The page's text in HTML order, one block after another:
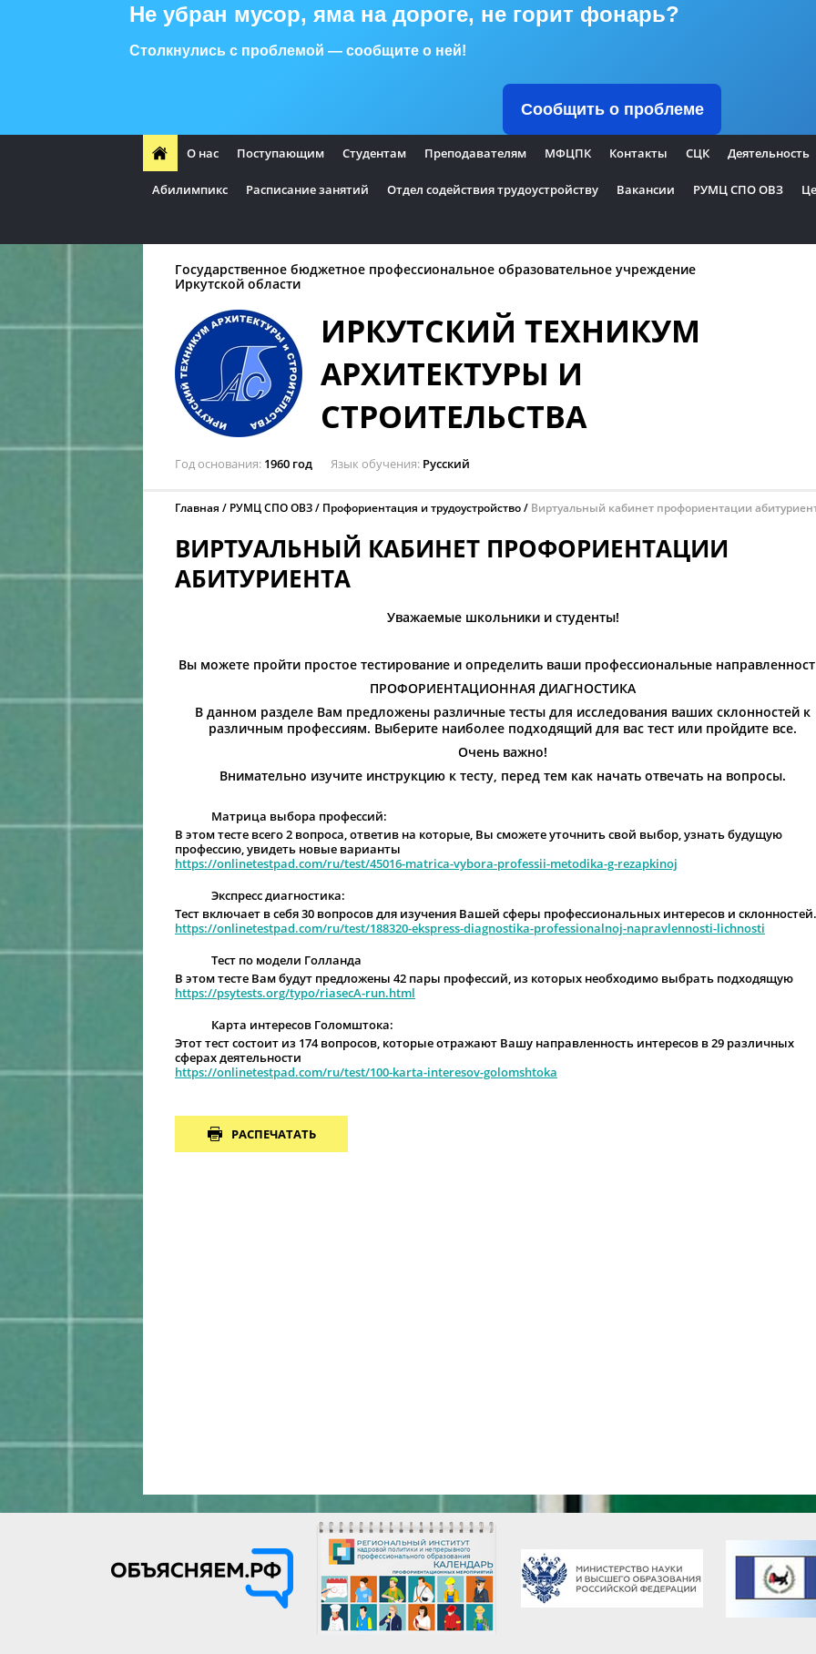
Не убран мусор, яма на дороге, не горит фонарь?
Столкнулись с проблемой — сообщите о ней!
Сообщить о проблеме
О нас Поступающим Студентам Преподавателям МФЦПК Контакты СЦК Деятельность
Абилимпикс Расписание занятий Отдел содействия трудоустройству Вакансии РУМЦ СПО ОВЗ
Государственное бюджетное профессиональное образовательное учреждение
Иркутской области
ИРКУТСКИЙ ТЕХНИКУМ
АРХИТЕКТУРЫ И
СТРОИТЕЛЬСТВА
Год основания 1960 год Язык обучения Русский
Главная РУМЦ СПО ОВЗ Профориентация и трудоустройство Виртуальный кабинет профориентации
ВИРТУАЛЬНЫЙ КАБИНЕТ ПРОФОРИЕНТАЦИИ
АБИТУРИЕНТА
Уважаемые школьники и студенты!
Вы можете пройти простое тестирование и определить ваши профессиональные
ПРОФОРИЕНТАЦИОННАЯ ДИАГНОСТИКА
В данном разделе Вам предложены различные тесты для исследования ваших склонностей к
различным профессиям. Выберите наиболее подходящий для вас тест или пройдите все.
Очень важно!
Внимательно изучите инструкцию к тесту, перед тем как начать отвечать на вопросы.
Матрица выбора профессий:
В этом тесте всего 2 вопроса, ответив на которые, Вы сможете уточнить свой выбор, узнать будущую
профессию, увидеть новые варианты
https://onlinetestpad.com/ru/test/45016-matrica-vybora-professii-metodika-g-rezapkinoj
Экспресс диагностика:
Тест включает в себя 30 вопросов для изучения Вашей сферы профессиональных интересов и склонностей.
https://onlinetestpad.com/ru/test/188320-ekspress-diagnostika-professionalnoj-napravlennosti-lichnosti
Тест по модели Голланда
В этом тесте Вам будут предложены 42 пары профессий, из которых необходимо выбрать подходящую
https://psytests.org/typo/riasecA-run.html
Карта интересов Голомштока:
Этот тест состоит из 174 вопросов, которые отражают Вашу направленность интересов в 29 различных
сферах деятельности
https://onlinetestpad.com/ru/test/100-karta-interesov-golomshtoka
РАСПЕЧАТАТЬ